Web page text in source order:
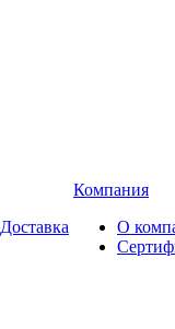
Доставка
Компания
О